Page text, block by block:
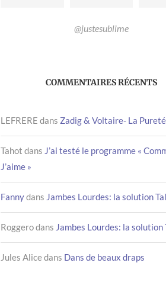
@justesublime
COMMENTAIRES RÉCENTS
LEFRERE dans Zadig & Voltaire- La
Tahot dans J’ai testé le programme «
J’aime »
Fannydans Jambes Lourdes: la solution
Roggerodans Jambes Lourdes: la solution
Jules Alicedans Dans de beaux draps